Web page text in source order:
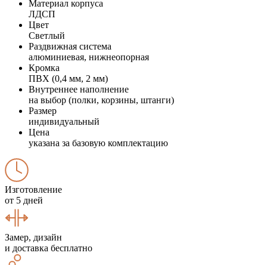
Материал корпуса
ЛДСП
Цвет
Светлый
Раздвижная система
алюминиевая, нижнеопорная
Кромка
ПВХ (0,4 мм, 2 мм)
Внутреннее наполнение
на выбор (полки, корзины, штанги)
Размер
индивидуальный
Цена
указана за базовую комплектацию
Изготовление
от 5 дней
Замер, дизайн
и доставка бесплатно